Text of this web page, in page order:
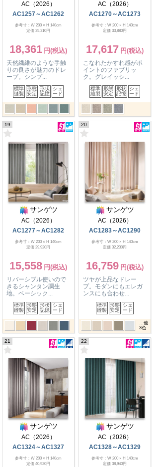
AC（2026）
AC1257～AC1262
参考寸：W 200 × H 140cm
定価 35,310円
18,361
天然繊維のような手触
りの良さが魅力のドレ
ープ。シンプ...
標準
縫製
形態
安定
形状
記憶
シェ
ード
AC（2026）
AC1270～AC1273
参考寸：W 200 × H 140cm
定価 33,880円
17,617
こなれたかすれ感がポ
イントのファブリッ
ク。グレイッシ...
標準
縫製
形態
安定
形状
記憶
シェ
ード
19
サンゲツ
AC（2026）
AC1277～AC1282
参考寸：W 200 × H 140cm
定価 29,920円
15,558
リバーシブル使いので
きるシャンタン調生
地。ベーシック...
標準
縫製
形態
安定
形状
記憶
シェ
ード
20
サンゲツ
AC（2026）
AC1283～AC1290
参考寸：W 200 × H 140cm
定価 32,230円
16,759
ツヤが上品なドレー
プ。モダンにもエレガ
ンスにも合わせ...
標準
縫製
形態
安定
シェ
ード
...他
3色
21
サンゲツ
AC（2026）
AC1324～AC1327
参考寸：W 200 × H 140cm
定価 40,920円
22
サンゲツ
AC（2026）
AC1328～AC1329
参考寸：W 200 × H 140cm
定価 38,940円